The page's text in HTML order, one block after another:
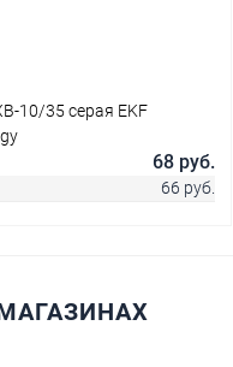
10/35 серая EKF
68 руб.
66 руб.
корзину